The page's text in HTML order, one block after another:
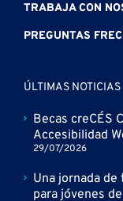
TRABAJA CON
PREGUNTAS
ÚLTIMAS NOTICIAS
Becas creCÉS
Accesibilidad
29/07/2026
Una jornada
para jóvenes